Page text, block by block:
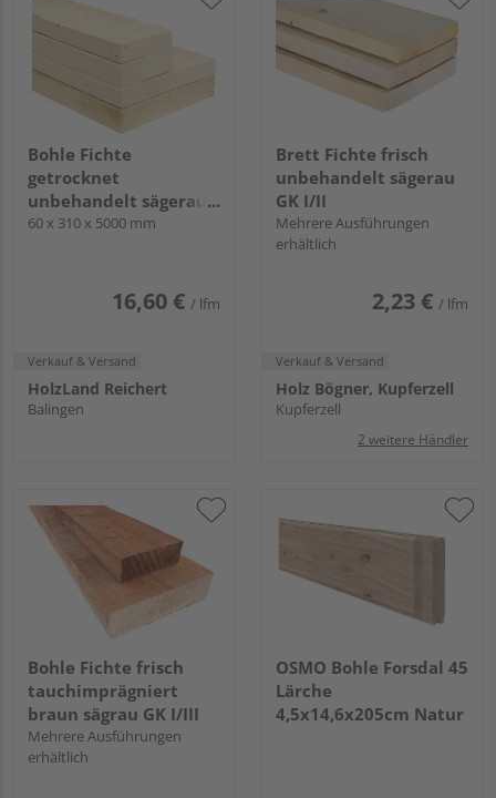
Bohle Fichte
getrocknet
unbehandelt sägerau
GK I/II
60 x 310 x 5000 mm
16,60 € / lfm
Verkauf & Versand
HolzLand Reichert
Balingen
Brett Fichte frisch
unbehandelt sägerau
GK I/II
Mehrere Ausführungen
erhältlich
2,23 € / lfm
Verkauf & Versand
Holz Bögner, Kupferzell
Kupferzell
2 weitere Händler
Bohle Fichte frisch
tauchimprägniert
braun sägrau GK I/III
Mehrere Ausführungen
erhältlich
OSMO Bohle Forsdal 45
Lärche
4,5x14,6x205cm Natur